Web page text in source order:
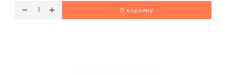
В корзину